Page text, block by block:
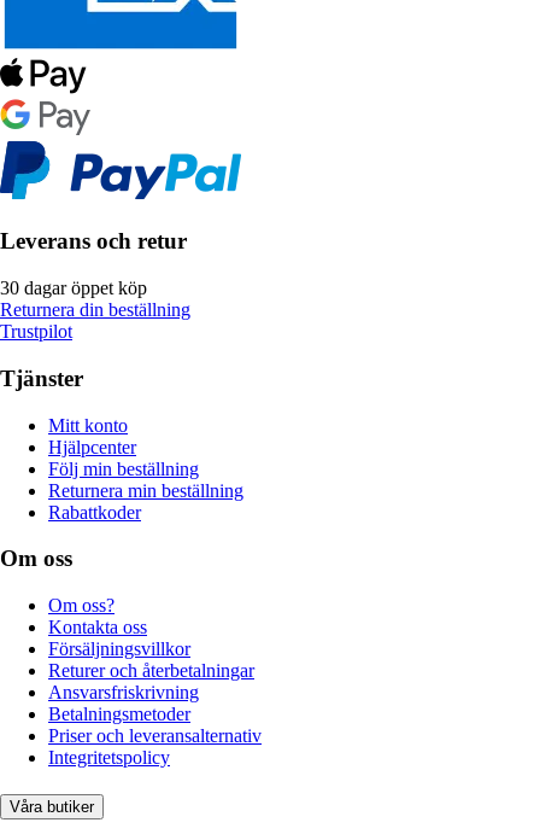
Leverans och retur
30 dagar öppet köp
Returnera din beställning
Trustpilot
Tjänster
Mitt konto
Hjälpcenter
Följ min beställning
Returnera min beställning
Rabattkoder
Om oss
Om oss?
Kontakta oss
Försäljningsvillkor
Returer och återbetalningar
Ansvarsfriskrivning
Betalningsmetoder
Priser och leveransalternativ
Integritetspolicy
Våra butiker